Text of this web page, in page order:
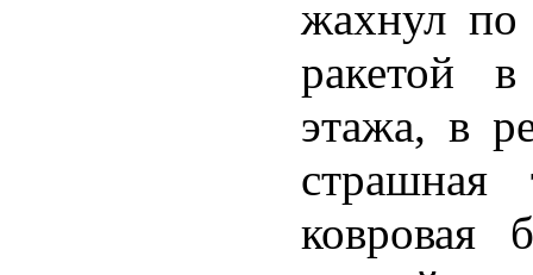
жахнул
ракетой в
этажа, в
ковровая